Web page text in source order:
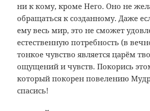
ни к кому, кроме Него. Оно не
обращаться к созданному. Даже
ему весь мир, это не сможет
естественную потребность (в
тонкое чувство является царём
ощущений и чувств. Покорись
который покорен повелению
спасись!